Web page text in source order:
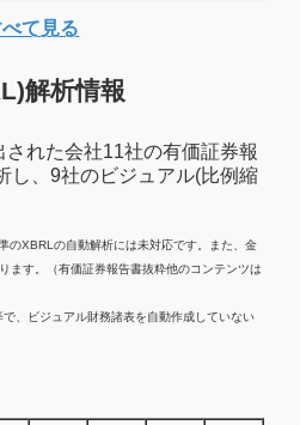
て見る
解析情報
れた会社11社の有価証券報
し、9社のビジュアル(比例縮
のXBRLの自動解析には未対応です。また、金
ます。（有価証券報告書抜粋他のコンテンツは
、ビジュアル財務諸表を自動作成していない